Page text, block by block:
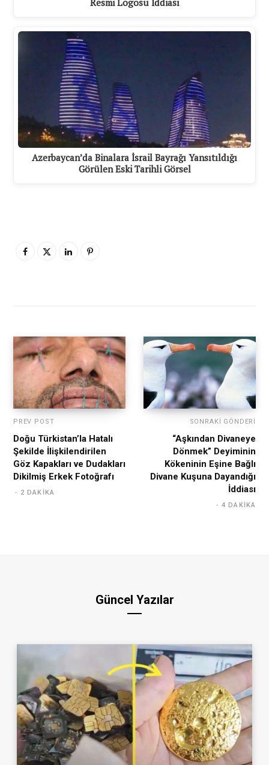
Resmi Logosu İddiası
Azerbaycan’da Binalara İsrail Bayrağı Yansıtıldığı
Görülen Eski Tarihli Görsel
PREV POST
Doğu Türkistan’la Hatalı
Şekilde İlişkilendirilen
Göz Kapakları ve Dudakları
Dikilmiş Erkek Fotoğrafı
2 DAKIKA
SONRAKI GÖNDERI
“Aşkından Divaneye
Dönmek” Deyiminin
Kökeninin Eşine Bağlı
Divane Kuşuna Dayandığı
İddiası
4 DAKIKA
Güncel Yazılar